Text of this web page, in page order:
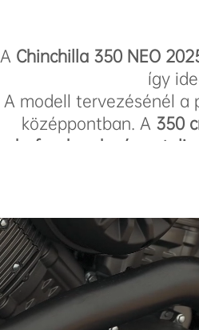
A Chinchilla 350 NEO
így
A modell tervezésénél a
középpontban. A 350
befecskendezés
együtt
kezelhetőséget biztosít
Kedvező
Chinchilla 350 NEO
stílusos, megbízható